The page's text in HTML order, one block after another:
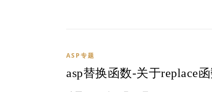
ASP专题
asp替换函数-关于replace